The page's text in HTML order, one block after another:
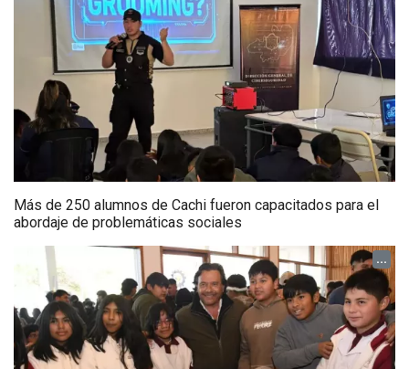
Más de 250 alumnos de Cachi fueron capacitados para el
abordaje de problemáticas sociales
...